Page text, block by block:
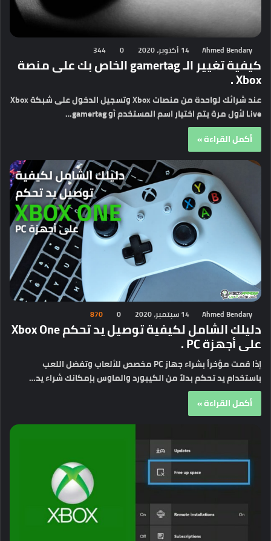
Ahmed Bendary 14 أكتوبر، 2020 0
344
كيفية تغيير الـ gamertag الخاص بك على منصة
Xbox .
عند شرائك لواحدة من منصات Xbox وتسجيل الدخول على شبكة Xbox
Live لأول مرة يتم اختيار اسم المستخدم أو gamertag…
أكمل القراءة »
Ahmed Bendary 14 سبتمبر، 2020 0
870
دليلك الشامل لكيفية توصيل يد تحكم Xbox One
على أجهزة PC .
إذا قمت مؤخراً بشراء جهاز PC مخصص للألعاب وتفضل اللعب
باستخدام يد تحكم بدلاً من الكيبورد والماوس بإمكانك شراء يد…
أكمل القراءة »